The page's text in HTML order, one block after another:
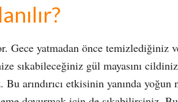
Gece yatmadan önce temizlediğiniz
sıkabileceğiniz gül mayasını
arındırıcı etkisinin yanında